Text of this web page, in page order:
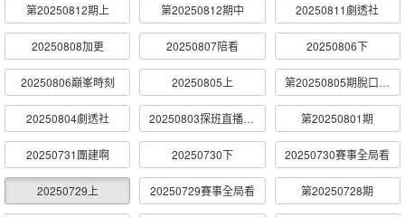
第20250812期上 第20250812期中 20250811劇透社
20250808加更 20250807陪看 20250806下
20250806巔峯時刻 20250805上 第20250805期脫口秀TAT戰隊陪看上
20250804劇透社 20250803探班直播回顧 第20250801期
20250731團建啊 20250730下 20250730賽事全局看
20250729上 20250729賽事全局看 第20250728期